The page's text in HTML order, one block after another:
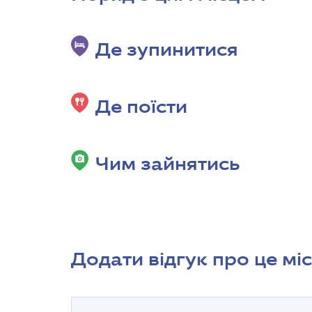
Де зупинитися
Де поїсти
Чим зайнятись
Додати відгук про це